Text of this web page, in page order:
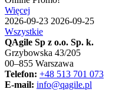
Więcej
2026-09-23 2026-09-25
Wszystkie
QAgile Sp z o.o. Sp. k.
Grzybowska 43/205
00–855 Warszawa
Telefon: +48 513 701 073
E-mail: info@qagile.pl